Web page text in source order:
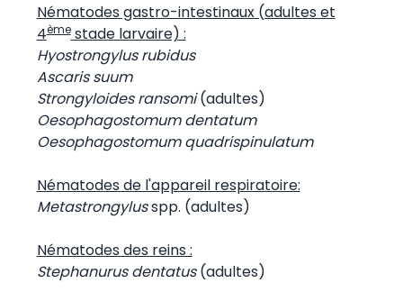
Nématodes gastro-intestinaux (adultes et
4èmestade larvaire) :
Hyostrongylus rubidus
Ascaris suum
Strongyloides ransomi(adultes)
Oesophagostomum dentatum
Oesophagostomum quadrispinulatum
Nématodes de l'appareil respiratoire:
Metastrongylusspp. (adultes)
Nématodes des reins :
Stephanurus dentatus(adultes)